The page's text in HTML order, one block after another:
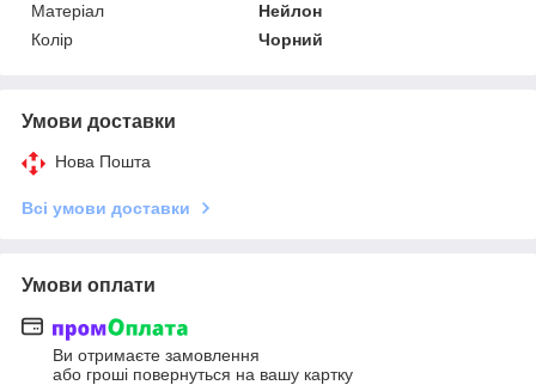
Матеріал
Нейлон
Колір
Чорний
Умови доставки
Нова Пошта
Всі умови доставки
Умови оплати
Ви отримаєте замовлення
або гроші повернуться на вашу картку